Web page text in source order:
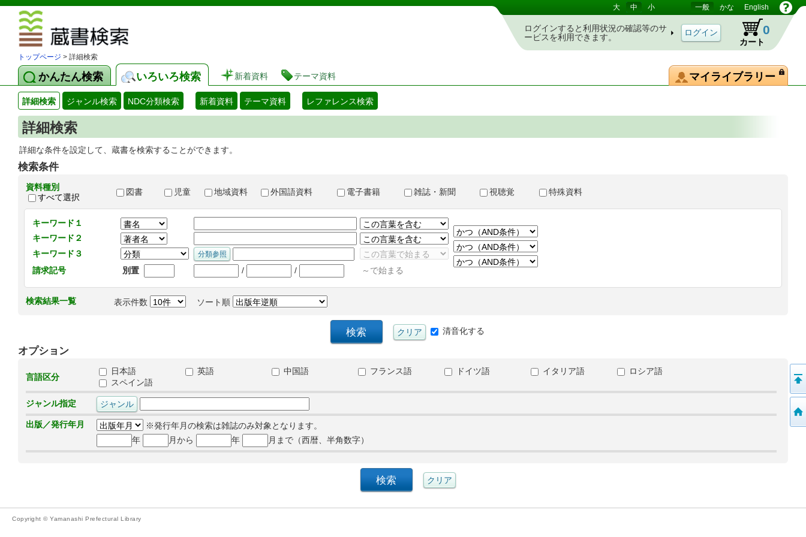
大 中 小 一般 かな English
ログインすると利用状況の確認等のサ
ービスを利用できます。
カート
0
トップページ > 詳細検索
かんたん検索 いろいろ検索 新着資料 テーマ資料 マイライブラリー
詳細検索 ジャンル検索 NDC分類検索 新着資料 テーマ資料 レファレンス検索
詳細検索
詳細な条件を設定して、蔵書を検索することができます。
検索条件
資料種別
すべて選択
図書 児童 地域資料 外国語資料 電子書籍 雑誌・新聞 視聴覚 特殊資料
キーワード１
キーワード２
キーワード３
請求記号
別置 / / ～で始まる
検索結果一覧 表示件数 ソート順
清音化する
オプション
言語区分
日本語 英語 中国語 フランス語 ドイツ語 イタリア語
ロシア語
スペイン語
ジャンル指定
出版／発行年月
※発行年月の検索は雑誌のみ対象となります。
年
月から 年 月まで（西暦、半角数字）
Copyright © Yamanashi Prefectural Library